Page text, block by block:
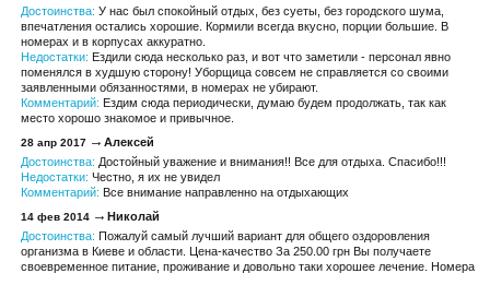
Достоинства: У нас был спокойный отдых, без суеты, без городского шума,
впечатления остались хорошие. Кормили всегда вкусно, порции большие. В
номерах и в корпусах аккуратно.
Недостатки: Ездили сюда несколько раз, и вот что заметили - персонал явно
поменялся в худшую сторону! Уборщица совсем не справляется со своими
заявленными обязанностями, в номерах не убирают.
Комментарий: Ездим сюда периодически, думаю будем продолжать, так как
место хорошо знакомое и привычное.
28 апр 2017
Алексей
Достоинства: Достойный уважение и внимания!! Все для отдыха. Спасибо!!!
Недостатки: Честно, я их не увидел
Комментарий: Все внимание направленно на отдыхающих
14 фев 2014
Николай
Достоинства: Пожалуй самый лучший вариант для общего оздоровления
организма в Киеве и области. Цена-качество За 250.00 грн Вы получаете
своевременное питание, проживание и довольно таки хорошее лечение. Номера